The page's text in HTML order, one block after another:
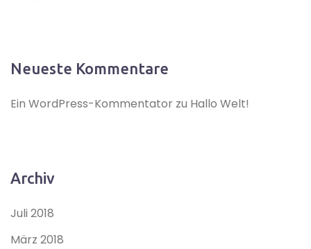
Neueste Kommentare
Ein WordPress-Kommentator zu Hallo Welt!
Archiv
Juli 2018
März 2018